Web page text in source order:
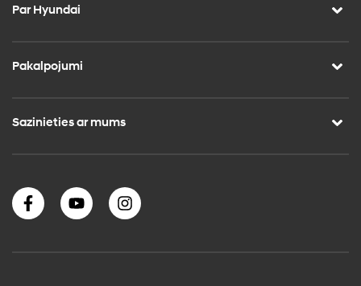
Par Hyundai
Pakalpojumi
Sazinieties ar mums